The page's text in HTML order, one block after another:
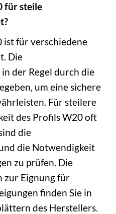
für steile
ist für verschiedene
Die
der Regel durch die
um eine sichere
Für steilere
des Profils W20 oft
die
die Notwendigkeit
zu prüfen. Die
zur Eignung für
finden Sie in
des Herstellers.